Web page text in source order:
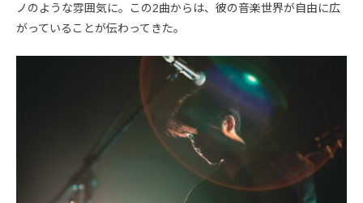
ノのような雰囲気に。この2曲からは、彼の音楽世界が自由に広
がっていることが伝わってきた。